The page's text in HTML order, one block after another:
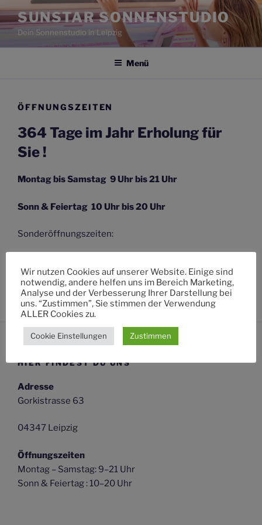
Zum
Inhalt
springen
SUNSTAR SONNENSTUDIO
Dein Sonnenstudio in Leipzig
Menü
ÖFFNUNGSZEITEN
364 Tage im Jahr Erholung für
Sie !
Montag bis Samstag 9 Uhr bis 21 Uhr
Sonn & Feiertag 10 Uhr bis 20 Uhr
Sonderöffnungszeiten:
Ostersonntag & Ostermontag 10 bis 20 Uhr
HIER FINDEST DU UNS
Adresse
Gorkistrasse 63
04347 Leipzig
Öffnungszeiten
Montag – Samstag: 9–21 Uhr
Sonn & Feiertag : 10–20 Uhr
Wir nutzen Cookies auf unserer Website. Einige sind
notwendig, andere helfen uns im Bereich Marketing,
Analyse und der Verbesserung Ihrer Darstellung bei
uns. “Zustimmen”, Sie stimmen der Verwendung
ALLER Cookies zu.
Cookie Einstellungen Zustimmen